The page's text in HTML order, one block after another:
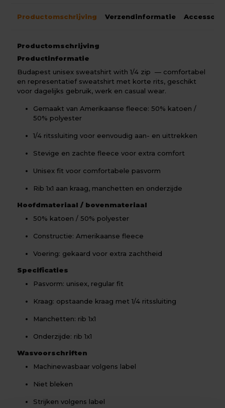
Productomschrijving Verzendinformatie
Productomschrijving
Productinformatie
Budapest unisex sweatshirt with 1/4 zip — comfortabel
en representatief sweatshirt met korte rits, geschikt
voor dagelijks gebruik, werk en casual wear.
Gemaakt van Amerikaanse fleece: 50% katoen /
50% polyester
1/4 ritssluiting voor eenvoudig aan- en uittrekken
Stevige en zachte fleece voor extra comfort
Unisex fit voor comfortabele pasvorm
Rib 1x1 aan kraag, manchetten en onderzijde
Hoofdmateriaal / bovenmateriaal
50% katoen / 50% polyester
Constructie: Amerikaanse fleece
Voering: gekaard voor extra zachtheid
Specificaties
Pasvorm: unisex, regular fit
Kraag: opstaande kraag met 1/4 ritssluiting
Manchetten: rib 1x1
Onderzijde: rib 1x1
Wasvoorschriften
Machinewasbaar volgens label
Niet bleken
Strijken volgens label